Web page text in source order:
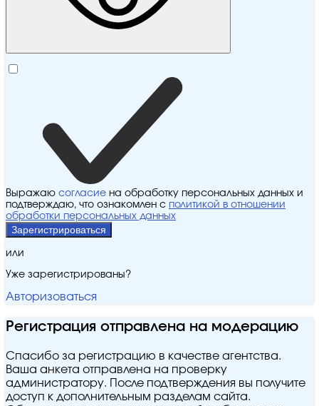
Выражаю согласие на обработку персональных данных и
подтверждаю, что ознакомлен с политикой в отношении
обработки персональных данных
Зарегистрироваться
или
Уже зарегистрированы?
Авторизоваться
Регистрация отправлена на модерацию
Спасибо за регистрацию в качестве агентства.
Ваша анкета отправлена на проверку
администратору. После подтверждения вы получите
доступ к дополнительным разделам сайта.